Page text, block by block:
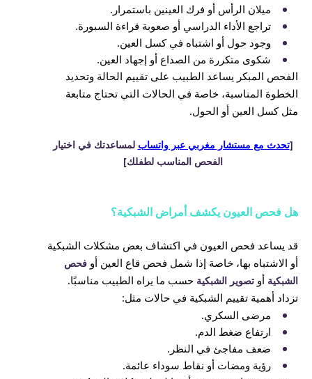
ميلان الرأس أو فرك العينين باستمرار.
تراجع الأداء الدراسي أو صعوبة قراءة السبورة.
وجود حول أو اشتباه في كسل العين.
شكوى متكررة من الصداع أو إجهاد العين.
الفحص المبكر يساعد الطبيب على تقييم الحالة وتحديد
الخطوة المناسبة، خاصة في الحالات التي تحتاج متابعة
مثل كسل العين أو الحول.
[تحدث مع مستشار مغربي عبر واتساب لمساعدتك في اختيار
الفحص المناسب لطفلك]
هل فحص العيون يكشف أمراض الشبكية؟
قد يساعد فحص العيون في اكتشاف بعض مشكلات الشبكية
أو الاشتباه بها، خاصة إذا شمل فحص قاع العين أو فحص
الشبكية أو تصوير الشبكية حسب ما يراه الطبيب مناسبًا.
تزداد أهمية تقييم الشبكية في حالات مثل:
مرضى السكري.
ارتفاع ضغط الدم.
ضعف مفاجئ في النظر.
رؤية ومضات أو نقاط سوداء عائمة.